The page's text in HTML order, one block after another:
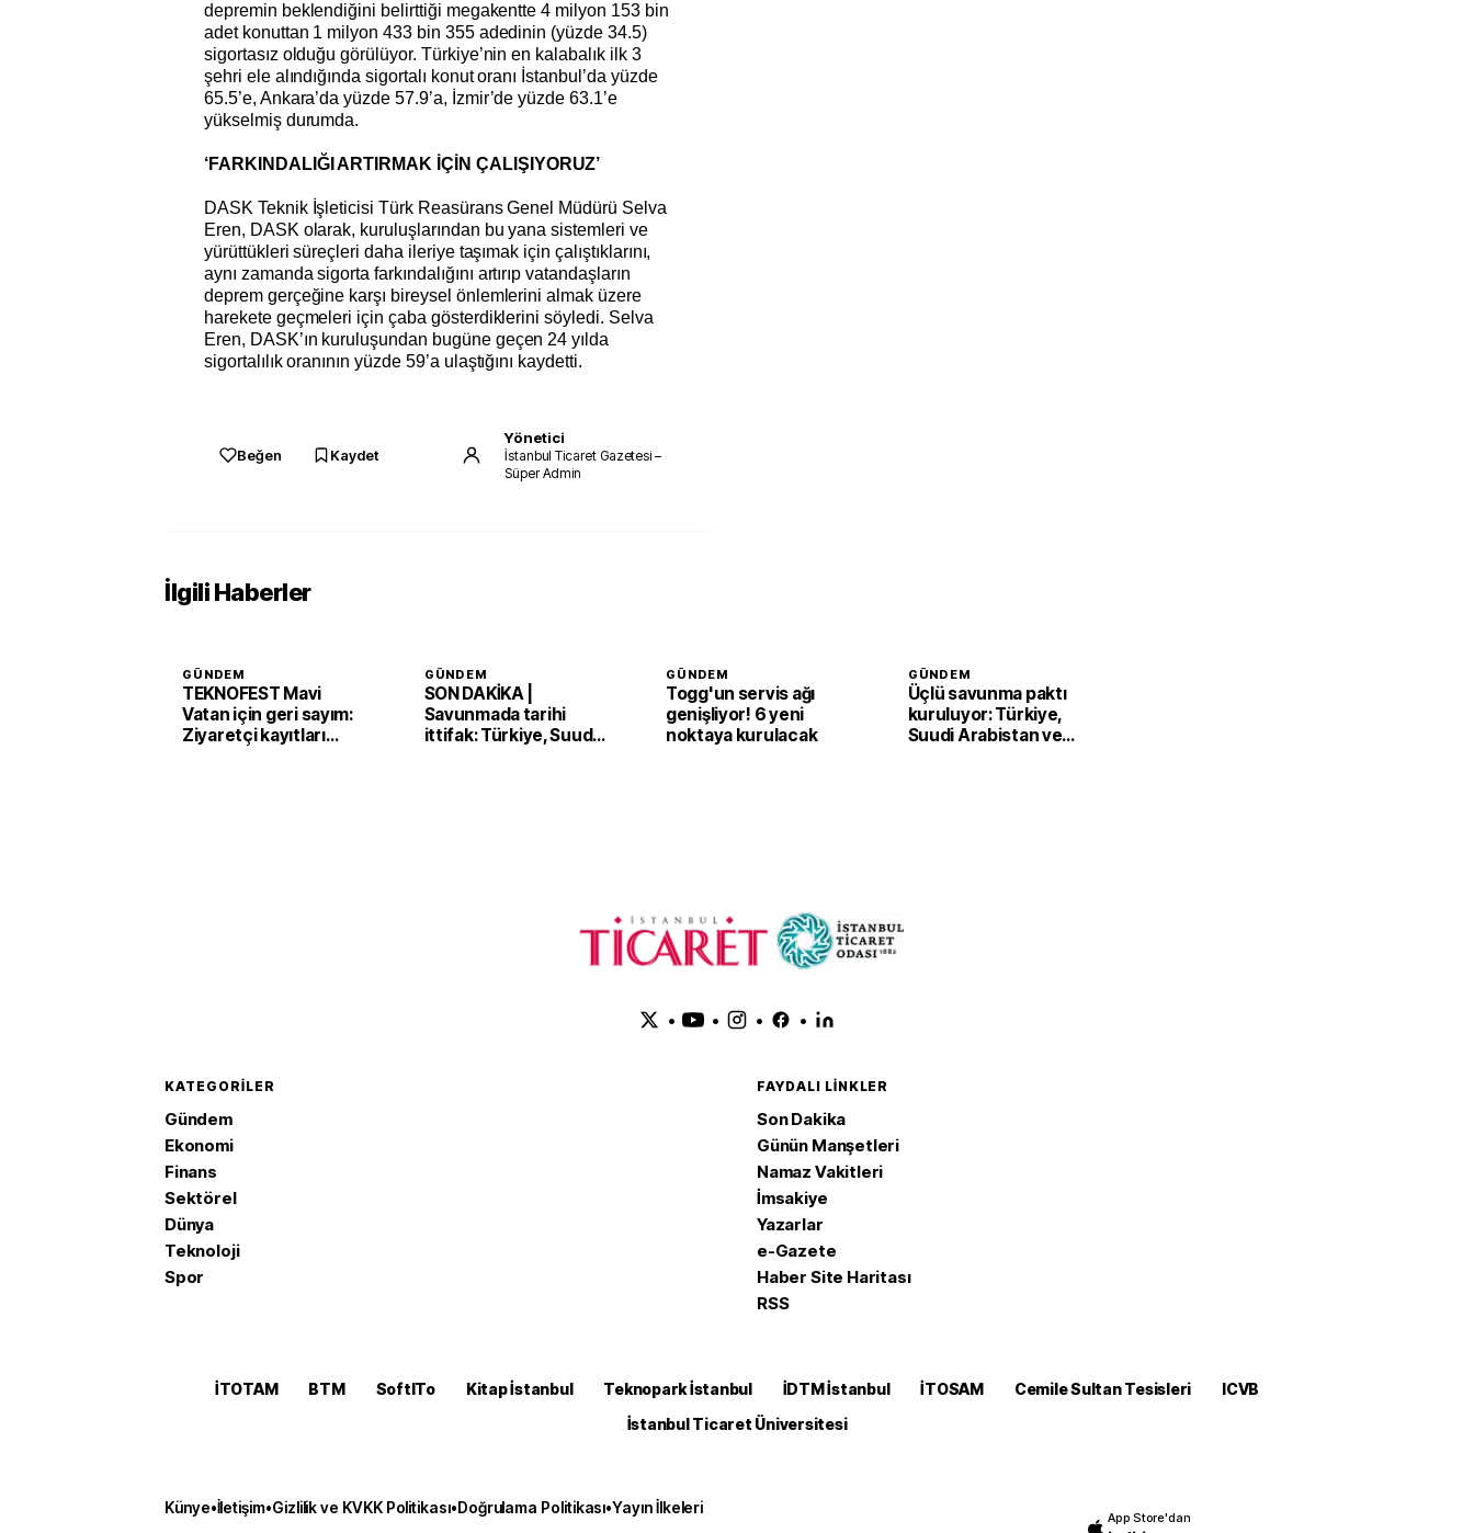
depremin beklendiğini belirttiği megakentte 4 milyon 153 bin
adet konuttan 1 milyon 433 bin 355 adedinin (yüzde 34.5)
sigortasız olduğu görülüyor. Türkiye’nin en kalabalık ilk 3
şehri ele alındığında sigortalı konut oranı İstanbul’da yüzde
65.5’e, Ankara’da yüzde 57.9’a, İzmir’de yüzde 63.1’e
yükselmiş durumda.
‘FARKINDALIĞI ARTIRMAK İÇİN ÇALIŞIYORUZ’
DASK Teknik İşleticisi Türk Reasürans Genel Müdürü Selva
Eren, DASK olarak, kuruluşlarından bu yana sistemleri ve
yürüttükleri süreçleri daha ileriye taşımak için çalıştıklarını,
aynı zamanda sigorta farkındalığını artırıp vatandaşların
deprem gerçeğine karşı bireysel önlemlerini almak üzere
harekete geçmeleri için çaba gösterdiklerini söyledi. Selva
Eren, DASK’ın kuruluşundan bugüne geçen 24 yılda
sigortalılık oranının yüzde 59’a ulaştığını kaydetti.
Beğen Kaydet
Yönetici
İstanbul Ticaret Gazetesi –
Süper Admin
İlgili Haberler
GÜNDEM
TEKNOFEST Mavi
Vatan için geri sayım:
Ziyaretçi kayıtları
GÜNDEM
SON DAKİKA |
Savunmada tarihi
ittifak: Türkiye, Suudi
GÜNDEM
Togg'un servis ağı
genişliyor! 6 yeni
noktaya kurulacak
GÜNDEM
Üçlü savunma paktı
kuruluyor: Türkiye,
Suudi Arabistan ve
• • • •
KATEGORILER
Gündem
Ekonomi
Finans
Sektörel
Dünya
Teknoloji
Spor
FAYDALI LINKLER
Son Dakika
Günün Manşetleri
Namaz Vakitleri
İmsakiye
Yazarlar
e-Gazete
Haber Site Haritası
RSS
İTOTAM BTM SoftITo Kitap İstanbul Teknopark İstanbul İDTM İstanbul İTOSAM Cemile Sultan Tesisleri
ICVB
İstanbul Ticaret Üniversitesi
Künye•İletişim•Gizlilik ve KVKK Politikası•Doğrulama Politikası•Yayın İlkeleri
App Store'dan